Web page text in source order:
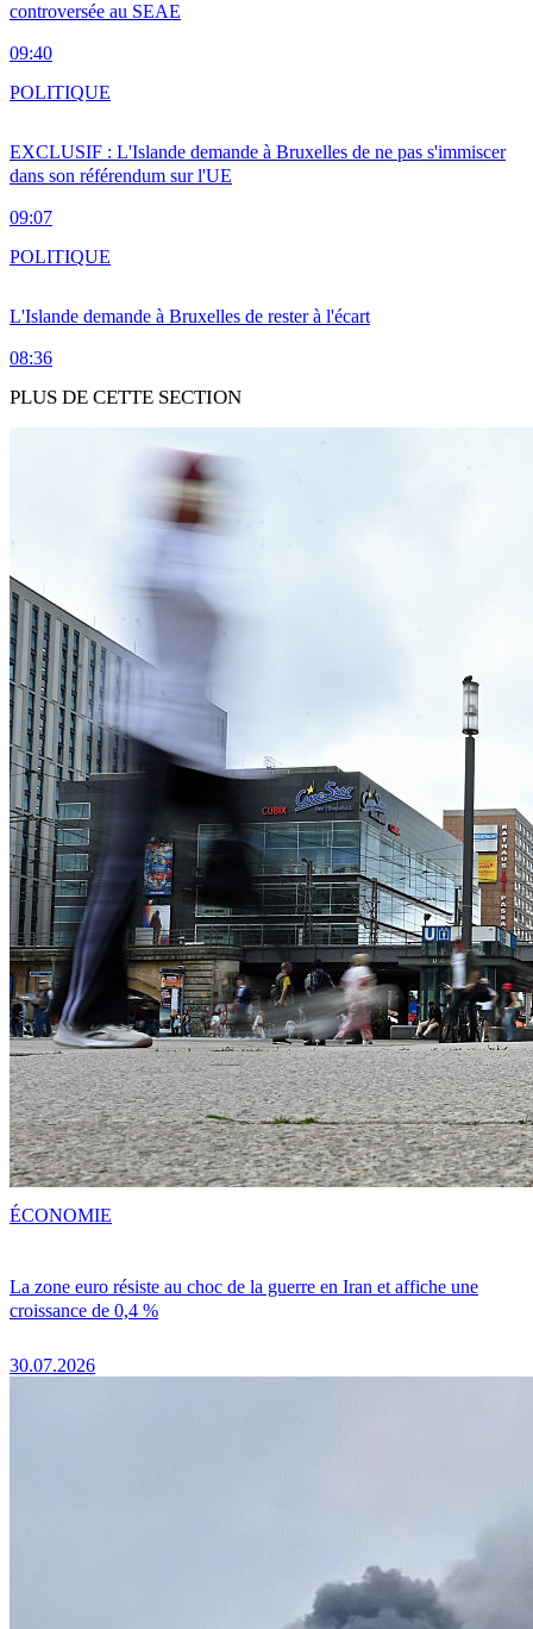
controversée au SEAE
09:40
EXCLUSIF : L'Islande demande à Bruxelles de ne pas s'immiscer
dans son référendum sur l'UE
09:07
POLITIQUE
L'Islande demande à Bruxelles de rester à l'écart
08:36
POLITIQUE
PLUS DE CETTE SECTION
La zone euro résiste au choc de la guerre en Iran et affiche une
croissance de 0,4 %
30.07.2026
ÉCONOMIE